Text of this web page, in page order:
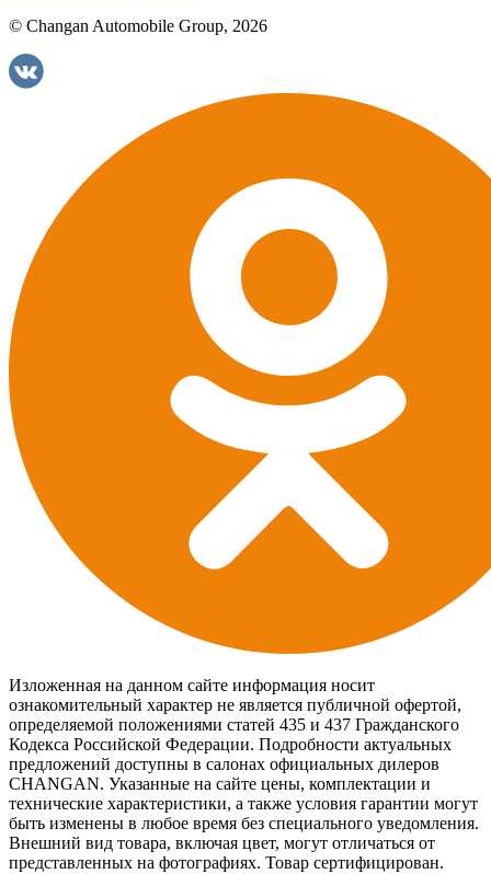
© Changan Automobile Group, 2026
Изложенная на данном сайте информация носит
ознакомительный характер не является публичной офертой,
определяемой положениями статей 435 и 437 Гражданского
Кодекса Российской Федерации. Подробности актуальных
предложений доступны в салонах официальных дилеров
CHANGAN. Указанные на сайте цены, комплектации и
технические характеристики, а также условия гарантии могут
быть изменены в любое время без специального уведомления.
Внешний вид товара, включая цвет, могут отличаться от
представленных на фотографиях. Товар сертифицирован.